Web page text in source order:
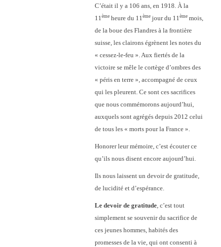
C’était il y a 106 ans, en 1918. À la
11ème heure du 11ème jour du 11ème mois,
de la boue des Flandres à la frontière
suisse, les clairons égrènent les notes du
« cessez-le-feu ». Aux fiertés de la
victoire se mêle le cortège d’ombres des
« péris en terre », accompagné de ceux
qui les pleurent. Ce sont ces sacrifices
que nous commémorons aujourd’hui,
auxquels sont agrégés depuis 2012 celui
de tous les « morts pour la France ».
Honorer leur mémoire, c’est écouter ce
qu’ils nous disent encore aujourd’hui.
Ils nous laissent un devoir de gratitude,
de lucidité et d’espérance.
Le devoir de gratitude, c’est tout
simplement se souvenir du sacrifice de
ces jeunes hommes, habités des
promesses de la vie, qui ont consenti à